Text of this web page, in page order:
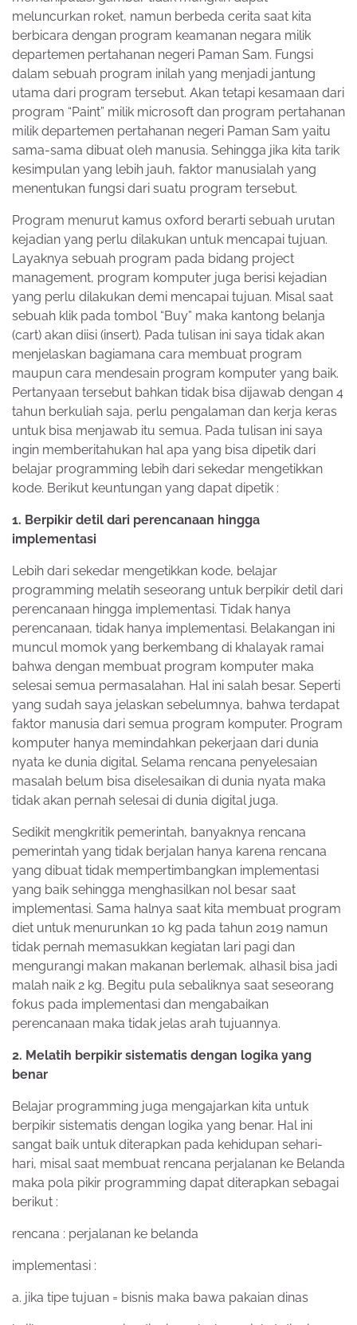
meluncurkan roket, namun berbeda cerita saat kita
berbicara dengan program keamanan negara milik
departemen pertahanan negeri Paman Sam. Fungsi
dalam sebuah program inilah yang menjadi jantung
utama dari program tersebut. Akan tetapi kesamaan dari
program “Paint” milik microsoft dan program pertahanan
milik departemen pertahanan negeri Paman Sam yaitu
sama-sama dibuat oleh manusia. Sehingga jika kita tarik
kesimpulan yang lebih jauh, faktor manusialah yang
menentukan fungsi dari suatu program tersebut.
Program menurut kamus oxford berarti sebuah urutan
kejadian yang perlu dilakukan untuk mencapai tujuan.
Layaknya sebuah program pada bidang project
management, program komputer juga berisi kejadian
yang perlu dilakukan demi mencapai tujuan. Misal saat
sebuah klik pada tombol “Buy” maka kantong belanja
(cart) akan diisi (insert). Pada tulisan ini saya tidak akan
menjelaskan bagiamana cara membuat program
maupun cara mendesain program komputer yang baik.
Pertanyaan tersebut bahkan tidak bisa dijawab dengan 4
tahun berkuliah saja, perlu pengalaman dan kerja keras
untuk bisa menjawab itu semua. Pada tulisan ini saya
ingin memberitahukan hal apa yang bisa dipetik dari
belajar programming lebih dari sekedar mengetikkan
kode. Berikut keuntungan yang dapat dipetik :
1. Berpikir detil dari perencanaan hingga
implementasi
Lebih dari sekedar mengetikkan kode, belajar
programming melatih seseorang untuk berpikir detil dari
perencanaan hingga implementasi. Tidak hanya
perencanaan, tidak hanya implementasi. Belakangan ini
muncul momok yang berkembang di khalayak ramai
bahwa dengan membuat program komputer maka
selesai semua permasalahan. Hal ini salah besar. Seperti
yang sudah saya jelaskan sebelumnya, bahwa terdapat
faktor manusia dari semua program komputer. Program
komputer hanya memindahkan pekerjaan dari dunia
nyata ke dunia digital. Selama rencana penyelesaian
masalah belum bisa diselesaikan di dunia nyata maka
tidak akan pernah selesai di dunia digital juga.
Sedikit mengkritik pemerintah, banyaknya rencana
pemerintah yang tidak berjalan hanya karena rencana
yang dibuat tidak mempertimbangkan implementasi
yang baik sehingga menghasilkan nol besar saat
implementasi. Sama halnya saat kita membuat program
diet untuk menurunkan 10 kg pada tahun 2019 namun
tidak pernah memasukkan kegiatan lari pagi dan
mengurangi makan makanan berlemak, alhasil bisa jadi
malah naik 2 kg. Begitu pula sebaliknya saat seseorang
fokus pada implementasi dan mengabaikan
perencanaan maka tidak jelas arah tujuannya.
2. Melatih berpikir sistematis dengan logika yang
benar
Belajar programming juga mengajarkan kita untuk
berpikir sistematis dengan logika yang benar. Hal ini
sangat baik untuk diterapkan pada kehidupan sehari-
hari, misal saat membuat rencana perjalanan ke Belanda
maka pola pikir programming dapat diterapkan sebagai
berikut :
rencana : perjalanan ke belanda
implementasi :
a. jika tipe tujuan = bisnis maka bawa pakaian dinas